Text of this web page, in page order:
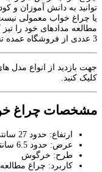
توانید به دانش آموزان و
یا چراغ خواب معمولی
مطالعه مدادهای خود را
3 عددی از فروشگاه عمده تحریر هیس خریداری نمایید.
جهت بازدید از انواع مدل
کلیک کنید.
مشخصات چراغ
ارتفاع: حدود 27 سانتی متر
عرض: حدود 6.5 سانتی متر
طرح: خرگوش
کاربرد: چراغ